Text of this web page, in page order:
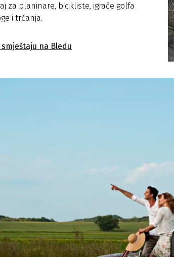
za planinare, bicikliste, igrače golfa
i trčanja.
smještaju na Bledu